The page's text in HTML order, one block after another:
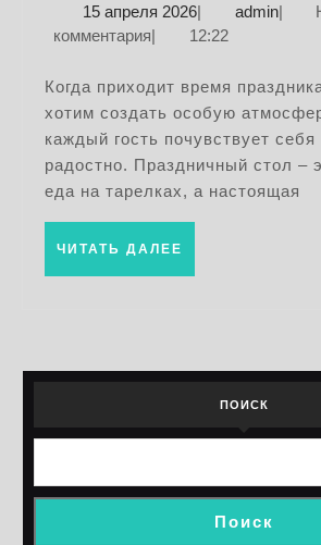
15 апреля 202615
апреля
| adminadmin
|
комментария| 12:22
Когда приходит время праздника, мы всегда
хотим создать особую
каждый гость почувствует
радостно. Праздничный стол –
еда на тарелках, а настоящая
ЧИТАТЬ ДАЛЕЕ
ПОИСК
Поиск